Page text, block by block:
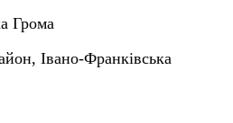
Грома
Івано-Франківська